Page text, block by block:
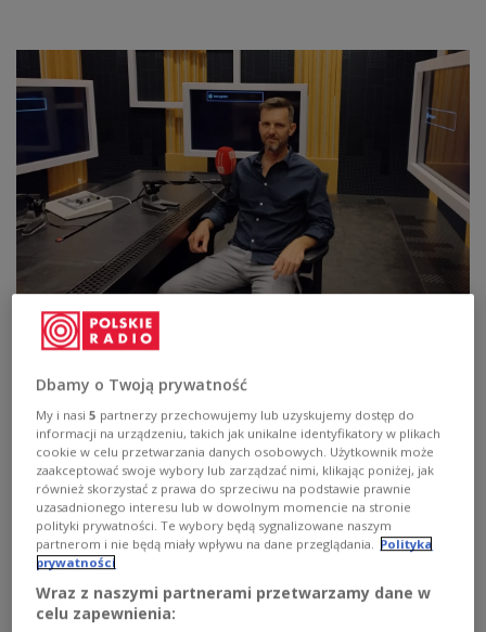
Prof. Fabricio Wichrowski w studiu Polskiego Radia dla Zagranicy
Halina Ostas/PRdZ
Profesor Fabricio Wichrowski jest archeologiem,
Passo Fundo w Brazylii. Jest też działaczem
polonijnym reprezentującym polską grupę
etniczną w Radzie ds. Różnorodności Językowej w
Rio Grande do Sul. Współkieruje też Zakładem
Studiów Polsko-Brazylijskich na Uniwersytecie z
Passo Fundo.
Dbamy o Twoją prywatność
My i nasi5 partnerzy przechowujemy lub uzyskujemy dostęp do
informacji na urządzeniu, takich jak unikalne identyfikatory w plikach
cookie w celu przetwarzania danych osobowych. Użytkownik może
zaakceptować swoje wybory lub zarządzać nimi, klikając poniżej, jak
również skorzystać z prawa do sprzeciwu na podstawie prawnie
uzasadnionego interesu lub w dowolnym momencie na stronie
polityki prywatności. Te wybory będą sygnalizowane naszym
partnerom i nie będą miały wpływu na dane przeglądania.
Polityka
prywatności
Wraz z naszymi partnerami przetwarzamy dane w
celu zapewnienia: